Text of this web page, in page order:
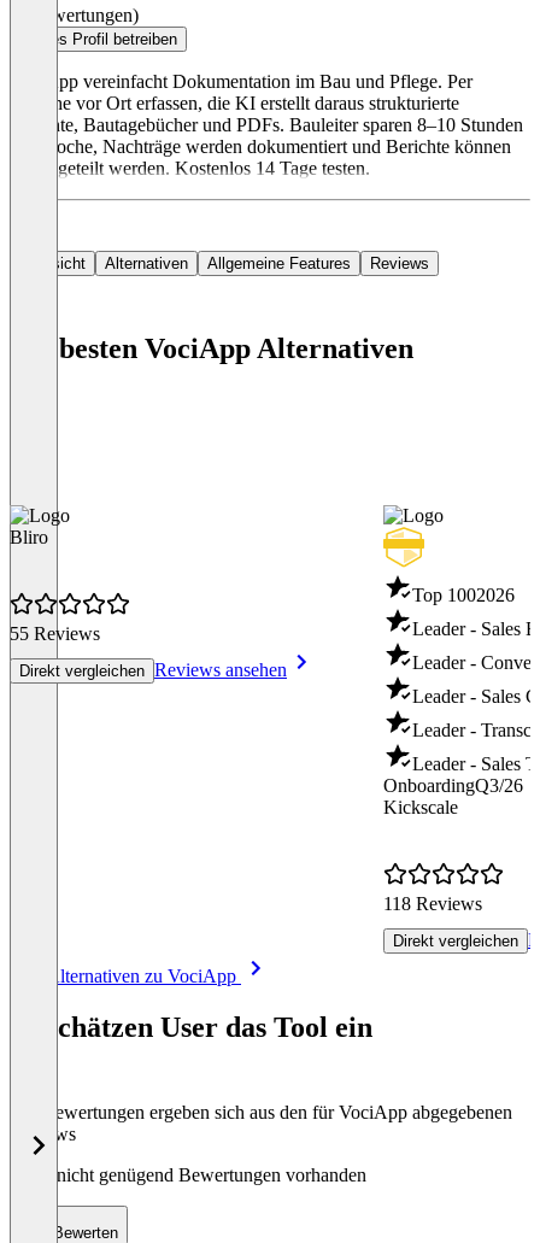
(0 Bewertungen)
Dieses Profil betreiben
VociApp vereinfacht Dokumentation im Bau und Pflege. Per
Sprache vor Ort erfassen, die KI erstellt daraus strukturierte
Berichte, Bautagebücher und PDFs. Bauleiter sparen 8–10 Stunden
pro Woche, Nachträge werden dokumentiert und Berichte können
direkt geteilt werden. Kostenlos 14 Tage testen.
Übersicht Alternativen Allgemeine Features Reviews
Die besten VociApp Alternativen
Bliro
55 Reviews
Direkt vergleichen Reviews ansehen
Top 1002026
Leader - Sales
Leader -
Leader - Sales
Leader -
Leader - Sales
OnboardingQ3/26
Kickscale
118 Reviews
Direkt vergleichen
Alle Alternativen zu VociApp
So schätzen User das Tool ein
Die Bewertungen ergeben sich aus den für VociApp abgegebenen
Reviews
Noch nicht genügend Bewertungen vorhanden
Bewerten